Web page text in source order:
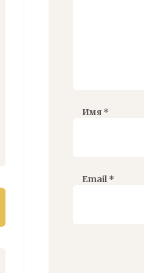
Имя *
Email *